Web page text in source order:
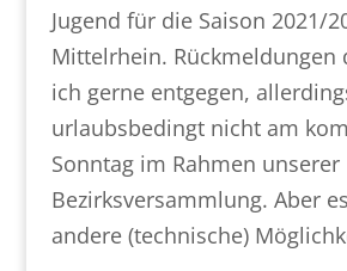
Jugend für die Saison 2021/
Mittelrhein. Rückmeldungen
ich gerne entgegen,
urlaubsbedingt nicht am
Sonntag im Rahmen unserer
Bezirksversammlung. Aber
andere (technische)